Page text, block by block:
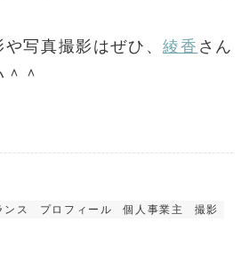
や写真撮影はぜひ、綾香 さん
＾
ンス プロフィール 個人事業主
撮影